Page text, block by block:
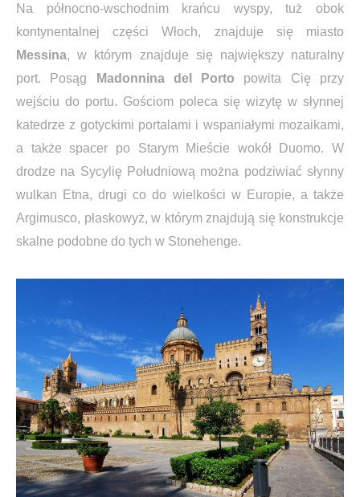
Na północno-wschodnim krańcu wyspy, tuż obok
kontynentalnej części Włoch, znajduje się miasto
Messina, w którym znajduje się największy naturalny
port. Posąg
Madonnina del Porto powita Cię przy
wejściu do portu. Gościom poleca się wizytę w słynnej
katedrze z gotyckimi portalami i wspaniałymi mozaikami,
a także spacer po Starym Mieście wokół Duomo. W
drodze na Sycylię Południową można podziwiać słynny
wulkan Etna, drugi co do wielkości w Europie, a także
Argimusco, płaskowyż, w którym znajdują się konstrukcje
skalne podobne do tych w Stonehenge.